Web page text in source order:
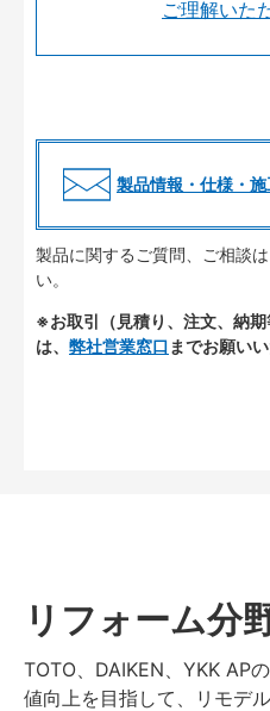
ご理解いた
製品情報・仕様・
製品に関するご質問、ご相談
い。
※お取引（見積り、注文、納
は、 弊社営業窓口 までお願いい
リフォーム分
TOTO、DAIKEN、YKK AP
値向上を目指して、リモデ